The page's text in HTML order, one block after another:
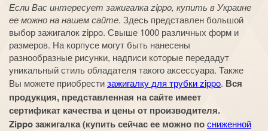
Если Вас интересует зажигалка zippo, купить в Украине
ее можно на нашем сайте. Здесь представлен большой
выбор зажигалок zippo. Свыше 1000 различных форм и
размеров. На корпусе могут быть нанесены
разнообразные рисунки, надписи которые передадут
уникальный стиль обладателя такого аксессуара. Также
Вы можете приобрестизажигалку для трубки zippo. Вся
продукция, представленная на сайте имеет
сертификат качества и цены от производителя.
Zippo зажигалка (купить сейчас ее можно посниженной